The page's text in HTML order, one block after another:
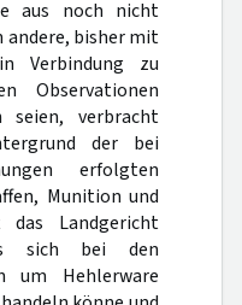
aus noch nicht
andere, bisher mit
Verbindung zu
Observationen
seien, verbracht
der bei
erfolgten
Munition und
das Landgericht
sich bei den
um Hehlerware